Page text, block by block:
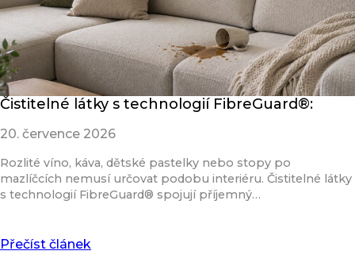
Čistitelné látky s technologií FibreGuard®:
20. července 2026
Rozlité víno, káva, dětské pastelky nebo stopy po
mazlíčcích nemusí určovat podobu interiéru. Čistitelné látky
s technologií FibreGuard® spojují příjemný…
Přečíst článek